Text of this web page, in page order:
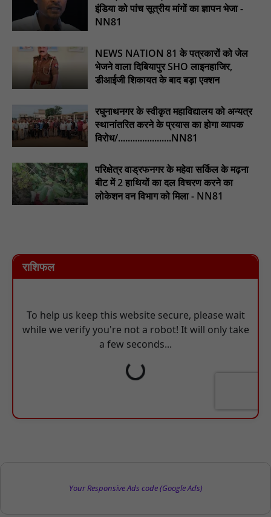
योजना को बड़ी गति : NN81
प्राथमिक स्वास्थ्य केंद्र खैलार सहित 45 पीएचसी पर आयोजित हुए मुख्यमंत्री
इंडिया को पांच सूत्रीय मांगों का ज्ञापन भेजा -
NN81
NEWS NATION 81 के पत्रकारों को जेल
भेजने वाला दिबियापुर SHO लाइनहाजिर,
डीआईजी शिकायत के बाद बड़ा एक्शन
रघुनाथनगर के स्वीकृत महाविद्यालय को अन्यत्र
स्थानांतरित करने के प्रयास का होगा व्यापक
विरोध/......................NN81
परिक्षेत्र वाड्रफनगर के महेवा सर्किल के मढ़ना
बीट में 2 हाथियों का दल विचरण करने का
लोकेशन वन विभाग को मिला - NN81
राशिफल
Your Responsive Ads code (Google Ads)